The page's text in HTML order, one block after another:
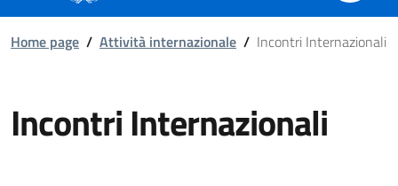
Home page / Attività internazionale / Incontri Internazionali
Incontri Internazionali